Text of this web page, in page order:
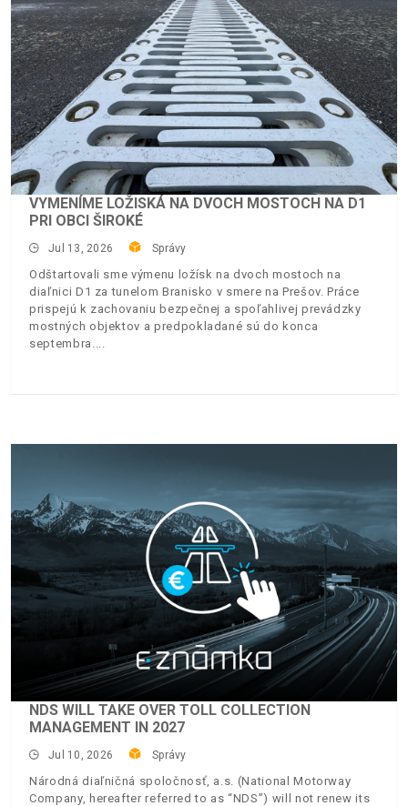
VYMENÍME LOŽISKÁ NA DVOCH MOSTOCH NA D1
PRI OBCI ŠIROKÉ
Jul 13, 2026 Správy
Odštartovali sme výmenu ložísk na dvoch mostoch na
diaľnici D1 za tunelom Branisko v smere na Prešov. Práce
prispejú k zachovaniu bezpečnej a spoľahlivej prevádzky
mostných objektov a predpokladané sú do konca
septembra.
NDS WILL TAKE OVER TOLL COLLECTION
MANAGEMENT IN 2027
Jul 10, 2026 Správy
Národná diaľničná spoločnosť, a.s. (National Motorway
Company, hereafter referred to as “NDS”) will not renew its